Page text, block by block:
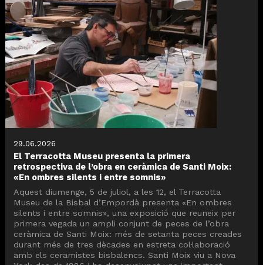
29.06.2026
El Terracotta Museu presenta la primera
retrospectiva de l’obra en ceràmica de Santi Moix:
«En ombres silents i entre somnis»
Aquest diumenge, 5 de juliol, a les 12, el Terracotta
Museu de la Bisbal d’Empordà presenta «En ombres
silents i entre somnis», una exposició que reuneix per
primera vegada un ampli conjunt de peces de l’obra
ceràmica de Santi Moix: més de setanta peces creades
durant més de tres dècades en estreta col·laboració
amb els ceramistes bisbalencs. Santi Moix viu a Nova